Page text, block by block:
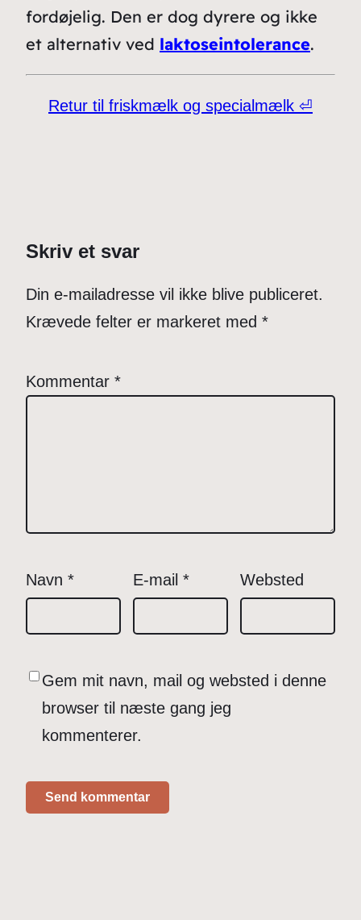
fordøjelig. Den er dog dyrere og ikke
et alternativ ved laktoseintolerance.
Retur til friskmælk og specialmælk ⏎
Skriv et svar
Din e-mailadresse vil ikke blive publiceret.
Krævede felter er markeret med *
Kommentar *
Navn * E-mail * Websted
Gem mit navn, mail og websted i denne
browser til næste gang jeg
kommenterer.